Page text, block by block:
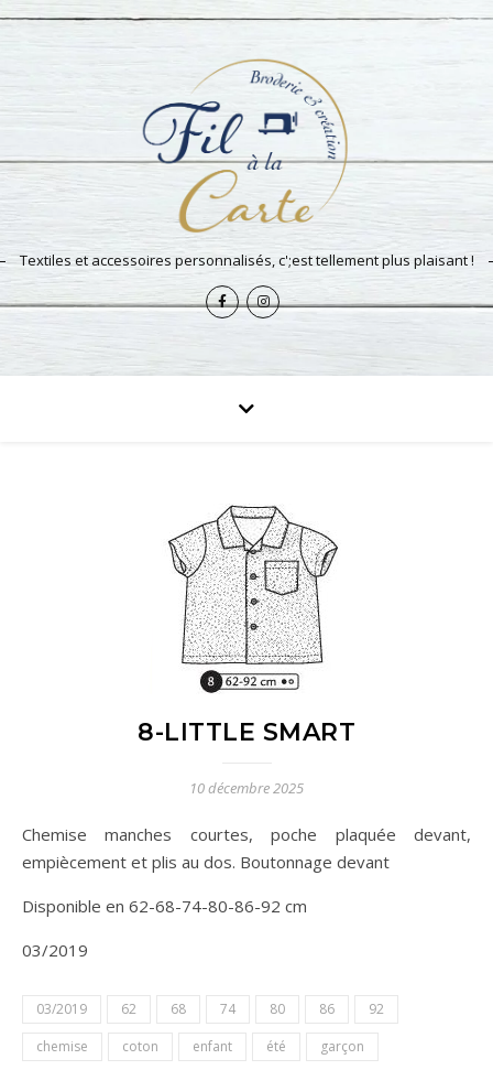
Textiles et accessoires personnalisés, c';est tellement plus plaisant !
8-LITTLE SMART
10 décembre 2025
Chemise manches courtes, poche plaquée devant,
empiècement et plis au dos. Boutonnage devant
Disponible en 62-68-74-80-86-92 cm
03/2019
03/2019 62 68 74 80 86
92
chemise
coton enfant été garçon